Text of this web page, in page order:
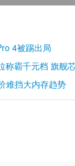
4被踢出局
称霸千元档 旗舰
难挡大内存趋势